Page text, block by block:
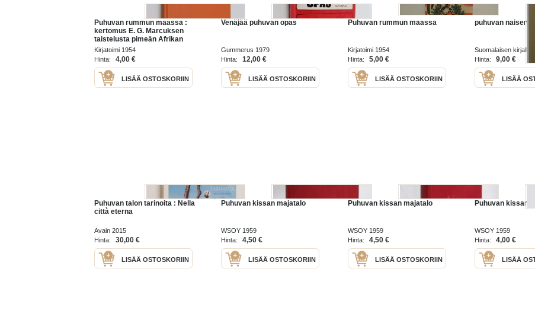
Puhuvan rummun maassa :
kertomus E. G. Marcuksen
taistelusta pimeän Afrikan
tauteja ja taikauskoa vastaan
Kirjatoimi 1954
Hinta:
4,00 €
LISÄÄ OSTOSKORIIN
Venäjää puhuvan opas
Gummerus 1979
Hinta:
12,00 €
LISÄÄ OSTOSKORIIN
Puhuvan rummun maassa
Kirjatoimi 1954
Hinta:
5,00 €
LISÄÄ OSTOSKORIIN
puhuvan naisen
Suomalaisen
2001
Hinta: 9,00 €
LISÄÄ
Puhuvan talon tarinoita : Nella
città eterna
Avain 2015
Hinta:
30,00 €
LISÄÄ OSTOSKORIIN
Puhuvan kissan majatalo
WSOY 1959
Hinta:
4,50 €
LISÄÄ OSTOSKORIIN
Puhuvan kissan majatalo
WSOY 1959
Hinta:
4,50 €
LISÄÄ OSTOSKORIIN
Puhuvan kissan
WSOY 1959
Hinta:
4,00 €
LISÄÄ